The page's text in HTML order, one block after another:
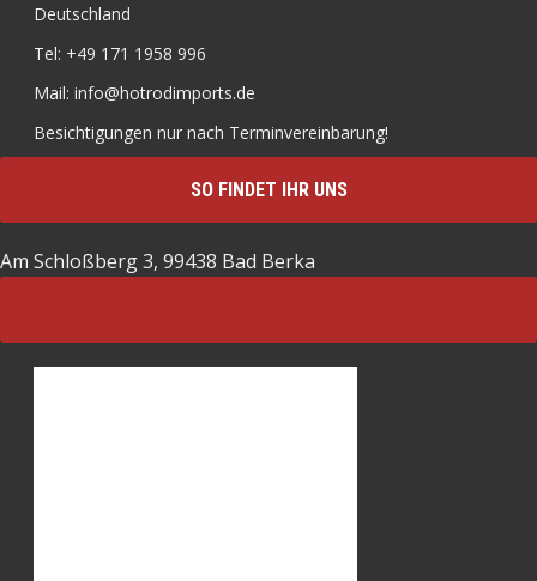
Deutschland
Tel: +49 171 1958 996
Mail: info@hotrodimports.de
Besichtigungen nur nach Terminvereinbarung!
SO FINDET IHR UNS
Am Schloßberg 3, 99438 Bad Berka